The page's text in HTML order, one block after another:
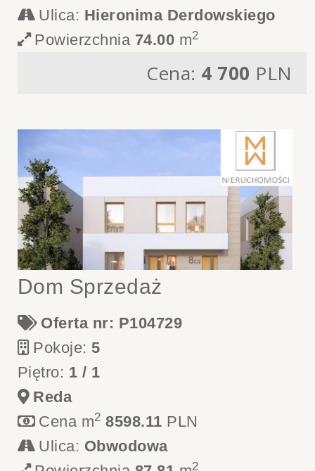
Ulica: Hieronima Derdowskiego
Powierzchnia 74.00 m2
Cena: 4 700 PLN
Dom Sprzedaż
Oferta nr: P104729
Pokoje:5
Piętro: 1 / 1
Reda
Cena m2 8598.11 PLN
Ulica: Obwodowa
2